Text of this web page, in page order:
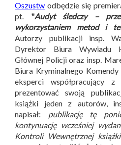
Oszustw odbędzie się
pt. "Audyt śledczy –
wykorzystaniem metod i
Autorzy publikacji insp.
Dyrektor Biura Wywiadu
Głównej Policji oraz insp.
Biura Kryminalnego
eksperci współpracujący
prezentować swoją
książki jeden z autorów,
napisał: publikację tę
kontynuację wcześniej
Kontroli Wewnętrznej